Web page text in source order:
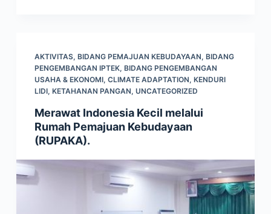
AKTIVITAS, BIDANG PEMAJUAN KEBUDAYAAN, BIDANG
PENGEMBANGAN IPTEK, BIDANG PENGEMBANGAN
USAHA & EKONOMI, CLIMATE ADAPTATION, KENDURI
LIDI, KETAHANAN PANGAN, UNCATEGORIZED
Merawat Indonesia Kecil melalui
Rumah Pemajuan Kebudayaan
(RUPAKA).